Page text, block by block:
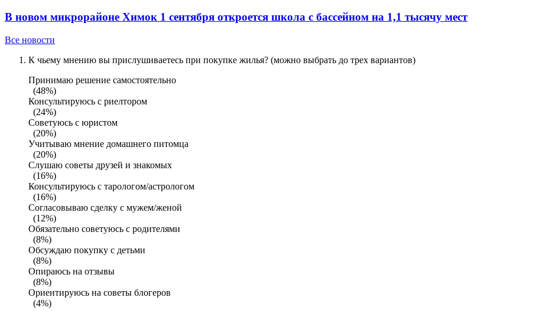
В новом микрорайоне Химок 1 сентября откроется школа с бассейном на 1,1 тысячу мест
Все новости
К чьему мнению вы прислушиваетесь при покупке жилья? (можно выбрать до трех вариантов)
Принимаю решение самостоятельно
(48%)
Консультируюсь с риелтором
(24%)
Советуюсь с юристом
(20%)
Учитываю мнение домашнего питомца
(20%)
Слушаю советы друзей и знакомых
(16%)
Консультируюсь с тарологом/астрологом
(16%)
Согласовываю сделку с мужем/женой
(12%)
Обязательно советуюсь с родителями
(8%)
Обсуждаю покупку с детьми
(8%)
Опираюсь на отзывы
(8%)
Ориентируюсь на советы блогеров
(4%)